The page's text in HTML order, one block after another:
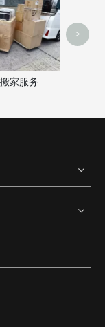
家服务
>